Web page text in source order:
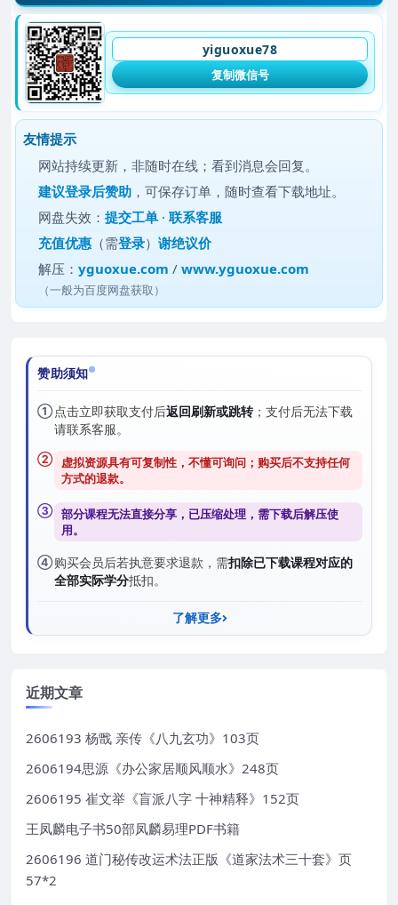
yiguoxue78
复制微信号
友情提示
网站持续更新，非随时在线；看到消息会回复。
建议登录后赞助 ，可保存订单，随时查看下载地址。
网盘失效：提交工单 ·联系客服
充值优惠 （需登录）谢绝议价
解压：yguoxue.com /www.yguoxue.com
（一般为百度网盘获取）
赞助须知
①点击立即获取支付后返回刷新或跳转；支付后无法下载
请联系客服。
② 虚拟资源具有可复制性，不懂可询问；购买后不支持任何
方式的退款。
③ 部分课程无法直接分享，已压缩处理，需下载后解压使
用。
④购买会员后若执意要求退款，需扣除已下载课程对应的
全部实际学分抵扣。
了解更多
近期文章
2606193 杨戬 亲传《八九玄功》103页
2606194思源《办公家居顺风顺水》248页
2606195 崔文举《盲派八字 十神精释》152页
王凤麟电子书50部凤麟易理PDF书籍
2606196 道门秘传改运术法正版《道家法术三十套》页
57*2